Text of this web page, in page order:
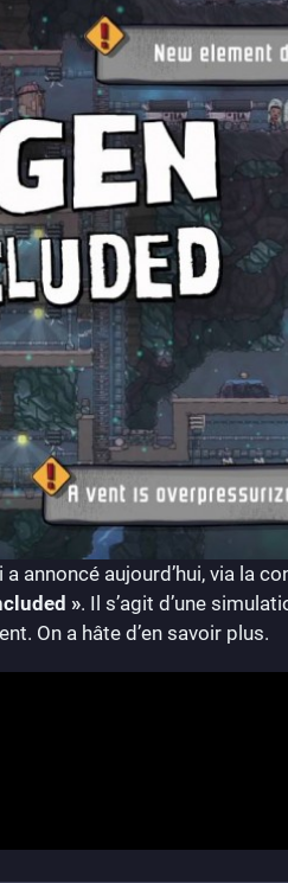
annoncé aujourd’hui, via la
». Il s’agit d’une
On a hâte d’en savoir plus.